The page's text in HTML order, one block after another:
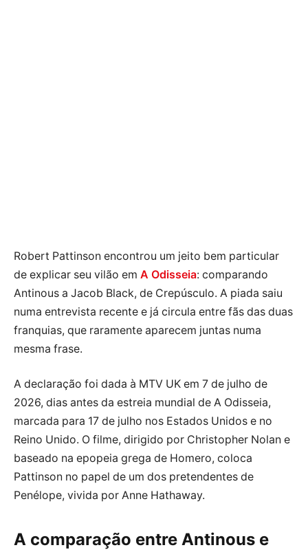
Robert Pattinson encontrou um jeito bem particular
de explicar seu vilão em A Odisseia: comparando
Antinous a Jacob Black, de Crepúsculo. A piada saiu
numa entrevista recente e já circula entre fãs das duas
franquias, que raramente aparecem juntas numa
mesma frase.
A declaração foi dada à MTV UK em 7 de julho de
2026, dias antes da estreia mundial de A Odisseia,
marcada para 17 de julho nos Estados Unidos e no
Reino Unido. O filme, dirigido por Christopher Nolan e
baseado na epopeia grega de Homero, coloca
Pattinson no papel de um dos pretendentes de
Penélope, vivida por Anne Hathaway.
A comparação entre Antinous e